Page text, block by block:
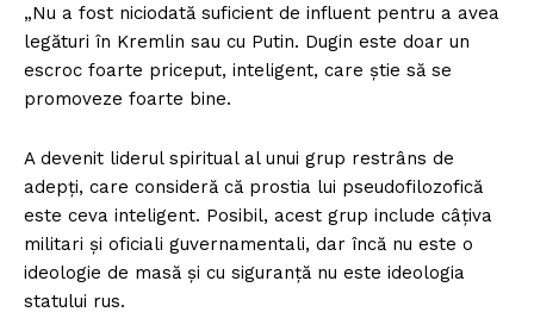
„Nu a fost niciodată suficient de influent pentru a avea
legături în Kremlin sau cu Putin. Dugin este doar un
escroc foarte priceput, inteligent, care știe să se
promoveze foarte bine.
A devenit liderul spiritual al unui grup restrâns de
adepți, care consideră că prostia lui pseudofilozofică
este ceva inteligent. Posibil, acest grup include câțiva
militari și oficiali guvernamentali, dar încă nu este o
ideologie de masă și cu siguranță nu este ideologia
statului rus.